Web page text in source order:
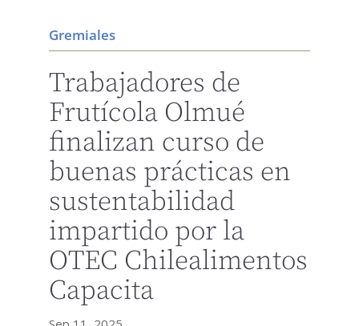
Gremiales
Trabajadores de
Frutícola Olmué
finalizan curso de
buenas prácticas en
sustentabilidad
impartido por la
OTEC Chilealimentos
Capacita